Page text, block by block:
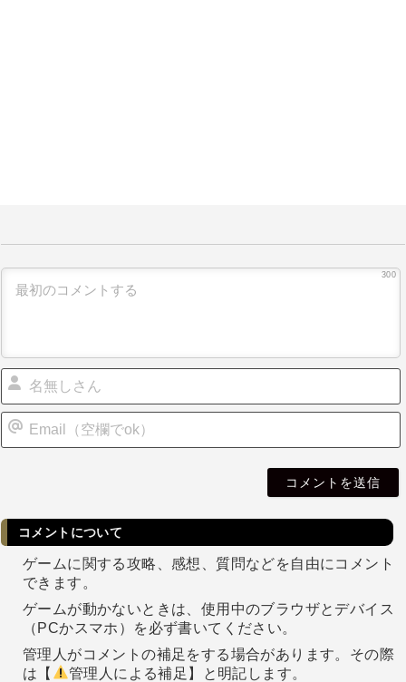
300
コメントについて
ゲームに関する攻略、感想、質問などを自由にコメント
できます。
ゲームが動かないときは、使用中のブラウザとデバイス
（PCかスマホ）を必ず書いてください。
管理人がコメントの補足をする場合があります。その際
は【
管理人による補足】と明記します。